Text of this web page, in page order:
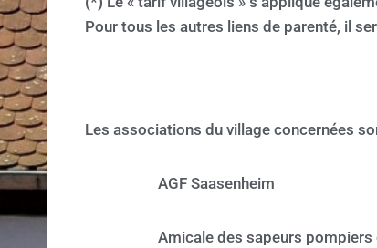
Pour tous les autres liens de parenté, il
Les associations du village concernées
AGF Saasenheim
Amicale des sapeurs pompiers